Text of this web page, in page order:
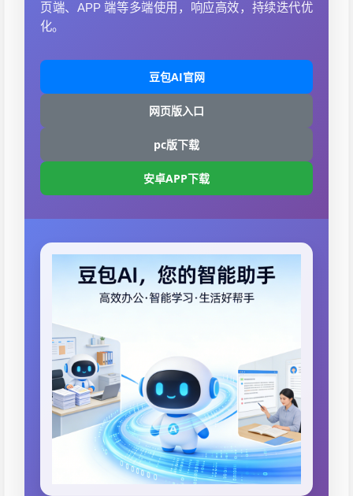
页端、APP 端等多端使用，响应高效，持续迭代优
化。
豆包AI官网
网页版入口
pc版下载
安卓APP下载